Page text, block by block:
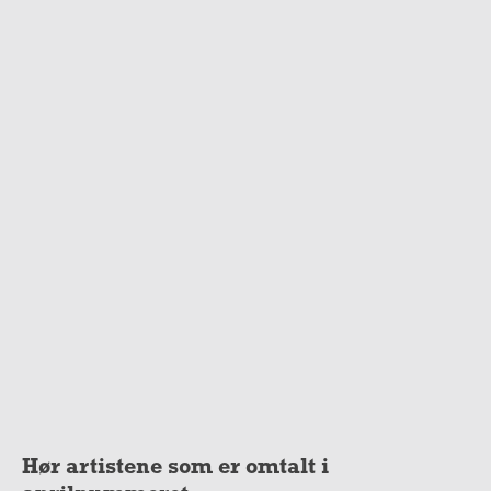
Hør artistene som er omtalt i